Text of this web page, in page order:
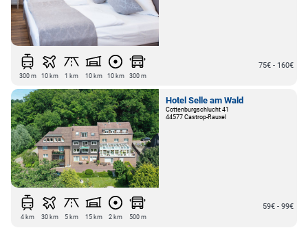
300 m 10 km 1 km 10 km 10 km 300 m
75€ - 160€
Hotel Selle am Wald
Cottenburgschlucht 41
44577 Castrop-Rauxel
4 km 30 km 5 km 15 km 2 km 500 m
59€ - 99€